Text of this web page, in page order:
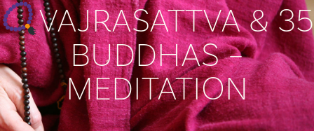
VAJRASATTVA & 35
BUDDHAS –
MEDITATION